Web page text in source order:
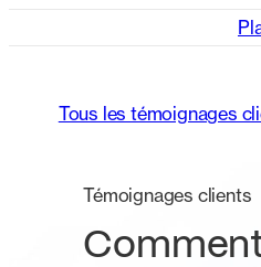
Tous les témoignages
Témoignages clients